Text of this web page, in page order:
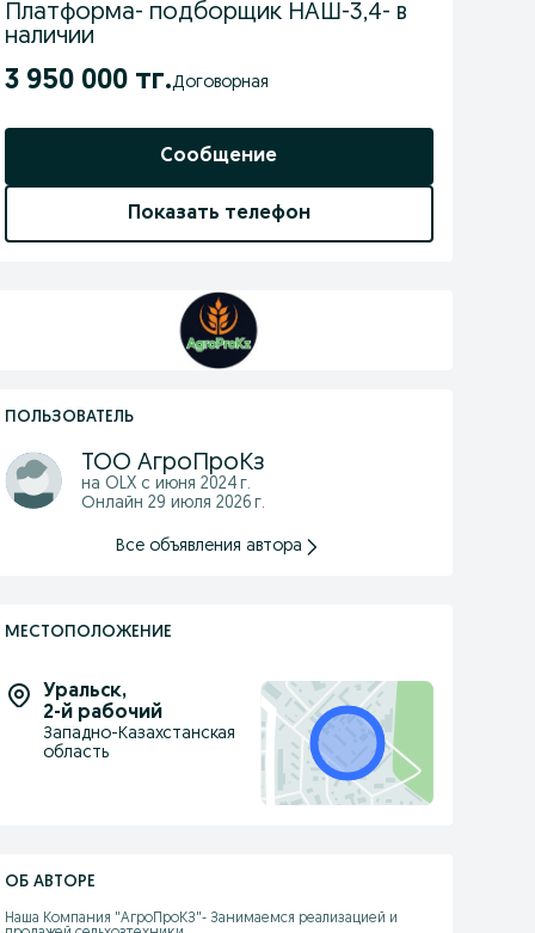
Платформа- подборщик НАШ-3,4- в
наличии
3 950 000 тг. Договорная
Сообщение
Показать телефон
ПОЛЬЗОВАТЕЛЬ
ТОО АгроПроКз
на OLX с июня 2024 г.
Онлайн 29 июля 2026 г.
Все объявления автора
МЕСТОПОЛОЖЕНИЕ
Уральск,
2-й рабочий
Западно-Казахстанская
область
ОБ АВТОРЕ
Наша Компания "АгроПроКЗ"- Занимаемся реализацией и